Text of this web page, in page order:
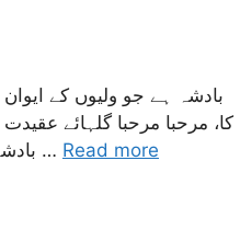
کا، مرحبا مرحبا گلہائے
بادشہ ہے جو ولیوں کے ایوان کا، مرحبا مرحبا ہر طرف رنگ ہے جس کے فیضان … Read more